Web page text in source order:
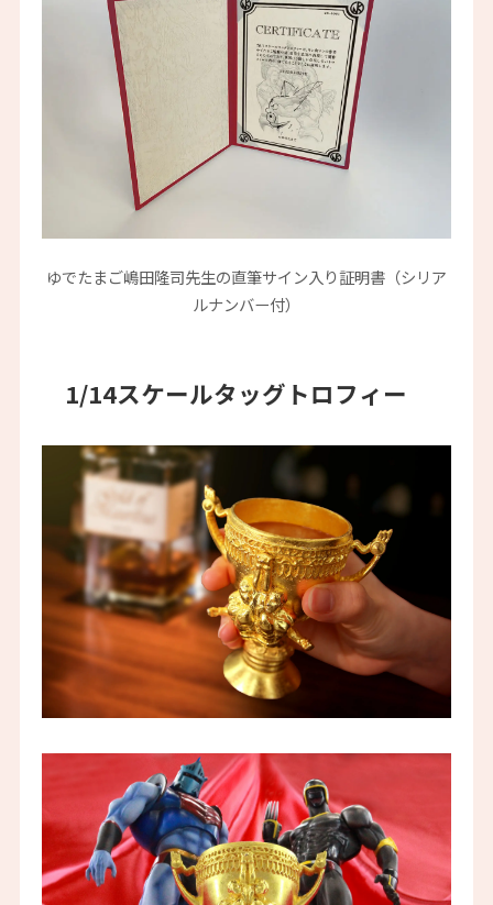
ゆでたまご嶋田隆司先生の直筆サイン入り証明書（シリア
ルナンバー付）
​1/14スケールタッグトロフィー